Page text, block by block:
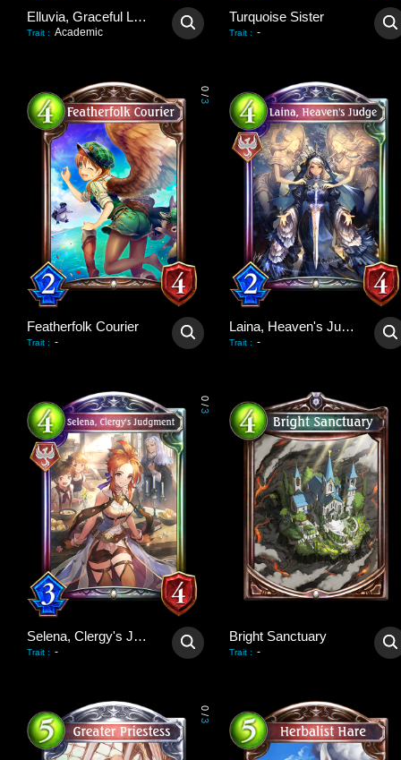
Elluvia, Graceful Lady
Trait : Academic
Turquoise Sister
Trait : -
0
/
3
Featherfolk Courier
Trait : -
Laina, Heaven's Judge
Trait : -
0
/
3
Selena, Clergy's Judgment
Trait : -
Bright Sanctuary
Trait : -
0
/
3